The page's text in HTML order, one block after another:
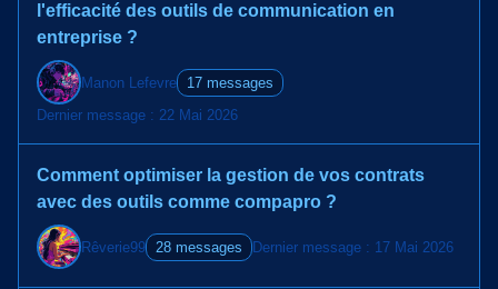
l'efficacité des outils de communication en
entreprise ?
Manon Lefevre
17 messages
Dernier message : 22 Mai 2026
Comment optimiser la gestion de vos contrats
avec des outils comme compapro ?
Rêverie99 28 messages Dernier message : 17 Mai 2026